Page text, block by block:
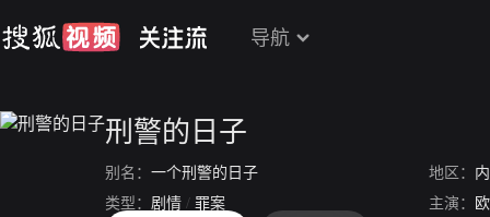
导航
刑警的日子
别名： 一个刑警的日子 地区：
类型： 剧情 / 罪案 主演：